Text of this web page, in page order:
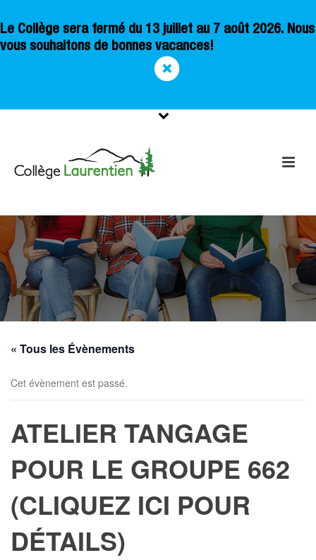
Le Collège sera fermé du 13 juillet au 7 août 2026. Nous
vous souhaitons de bonnes vacances!
« Tous les Évènements
Cet évènement est passé.
ATELIER TANGAGE
POUR LE GROUPE 662
(CLIQUEZ ICI POUR
DÉTAILS)